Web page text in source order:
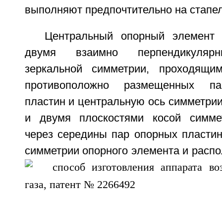
выполняют предпочтительно на
Центральный опорный элемент
двумя взаимно
зеркальной симметрии,
противоположно размещенных
пластин и центральную ось
и двумя плоскостями косой
через середины пар опорных
симметрии опорного элемента и